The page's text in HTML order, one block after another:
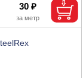
30 ₽